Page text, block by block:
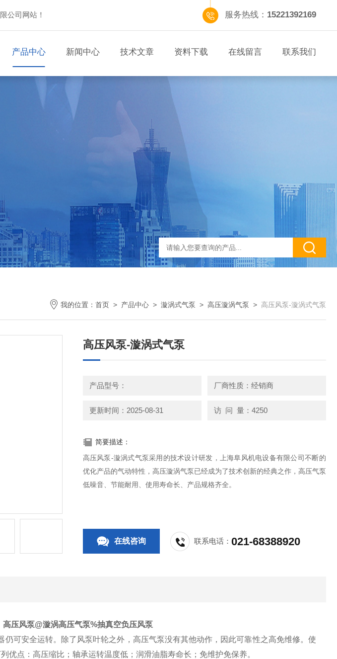
公司网站！ 服务热线： 15221392169
产品中心 新闻中心 技术文章 资料下载 在线留言 联系我们
我的位置： 首页 > 产品中心 > 漩涡式气泵 > 高压漩涡气泵 > 高压风泵-漩涡式气泵
高压风泵-漩涡式气泵
产品型号： 厂商性质：经销商
更新时间：2025-08-31 访 问 量：4250
简要描述：
高压风泵-漩涡式气泵采用的技术设计研发，上海阜风机电设备有限公司不断的
优化产品的气动特性，高压漩涡气泵已经成为了技术创新的经典之作，高压气泵
低噪音、节能耐用、使用寿命长、产品规格齐全。
在线咨询 联系电话：021-68388920
高压风泵@漩涡高压气泵%抽真空负压风泵
仍可安全运转。除了风泵叶轮之外，高压气泵没有其他动作，因此可靠性之高免维修。使
优点：高压缩比；轴承运转温度低；润滑油脂寿命长；免维护免保养。